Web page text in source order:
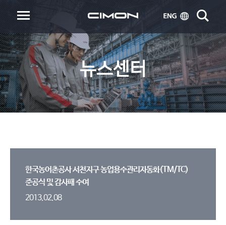
뉴스센터
한국농어촌공사 서천지구 농업용수관리자동화(TM/TC)
준공식 및 감사패 수여
2013.02.08